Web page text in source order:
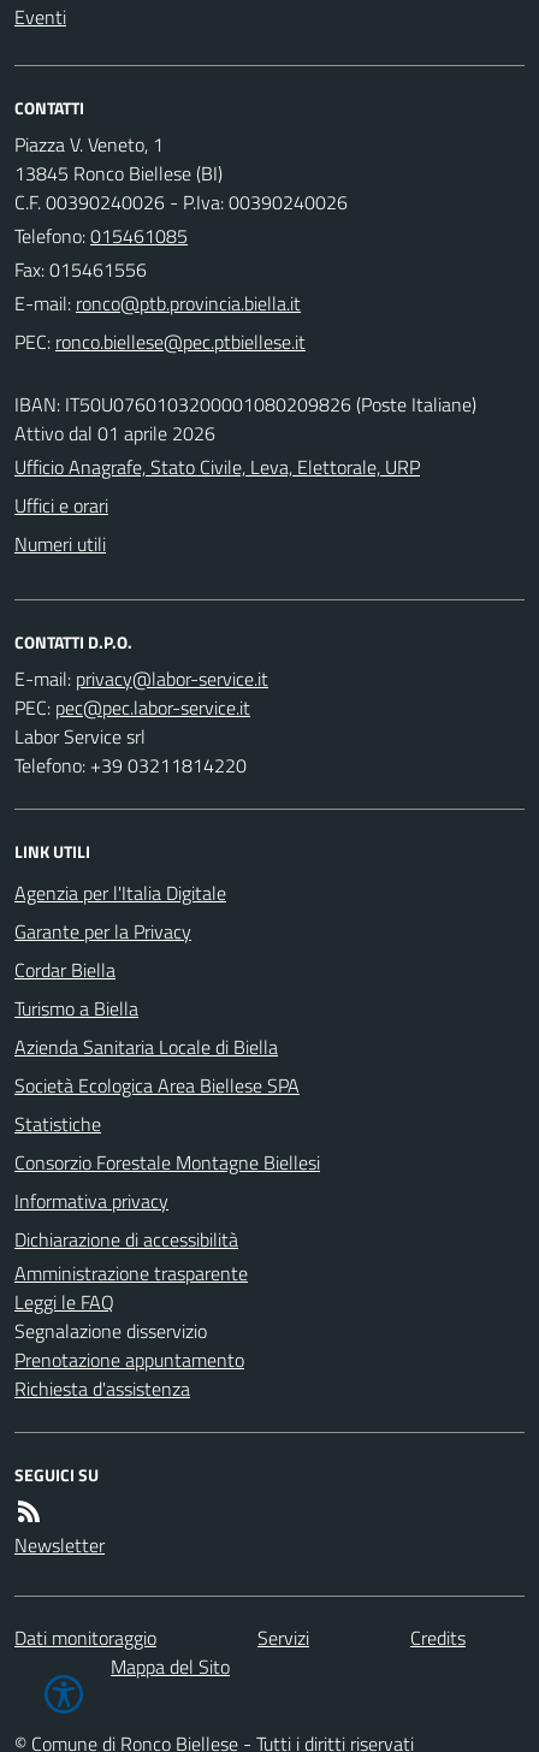
Eventi
CONTATTI
Piazza V. Veneto, 1
13845 Ronco Biellese (BI)
C.F. 00390240026 - P.Iva: 00390240026
Telefono:015461085
Fax: 015461556
E-mail:
PEC:
IBAN: IT50U0760103200001080209826 (Poste Italiane)
Attivo dal 01 aprile 2026
Ufficio Anagrafe, Stato Civile, Leva, Elettorale, URP
Uffici e orari
Numeri utili
CONTATTI D.P.O.
E-mail:
PEC:
Labor Service srl
Telefono: +39 03211814220
LINK UTILI
Agenzia per l'Italia Digitale
Garante per la Privacy
Cordar Biella
Turismo a Biella
Azienda Sanitaria Locale di Biella
Società Ecologica Area Biellese SPA
Statistiche
Consorzio Forestale Montagne Biellesi
Informativa privacy
Dichiarazione di accessibilità
Amministrazione trasparente
Leggi le FAQ
Segnalazione disservizio
Prenotazione appuntamento
Richiesta d'assistenza
SEGUICI SU
Newsletter
Dati monitoraggio Servizi
Credits
Mappa del Sito
© Comune di Ronco Biellese - Tutti i diritti riservati